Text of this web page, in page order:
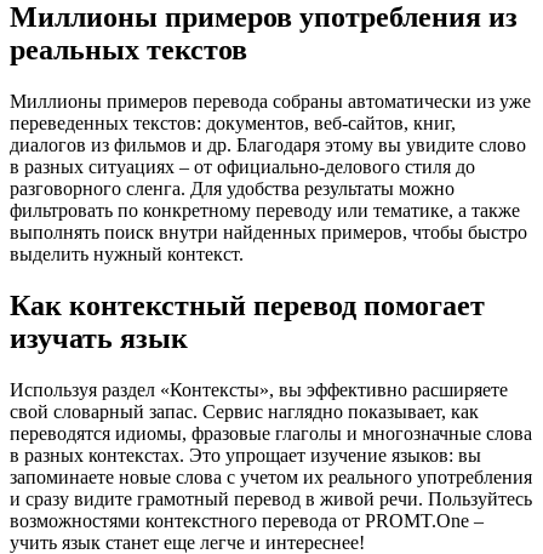
Миллионы примеров употребления из
реальных текстов
Миллионы примеров перевода собраны автоматически из уже
переведенных текстов: документов, веб-сайтов, книг,
диалогов из фильмов и др. Благодаря этому вы увидите слово
в разных ситуациях – от официально-делового стиля до
разговорного сленга. Для удобства результаты можно
фильтровать по конкретному переводу или тематике, а также
выполнять поиск внутри найденных примеров, чтобы быстро
выделить нужный контекст.
Как контекстный перевод помогает
изучать язык
Используя раздел «Контексты», вы эффективно расширяете
свой словарный запас. Сервис наглядно показывает, как
переводятся идиомы, фразовые глаголы и многозначные слова
в разных контекстах. Это упрощает изучение языков: вы
запоминаете новые слова с учетом их реального употребления
и сразу видите грамотный перевод в живой речи. Пользуйтесь
возможностями контекстного перевода от PROMT.One –
учить язык станет еще легче и интереснее!